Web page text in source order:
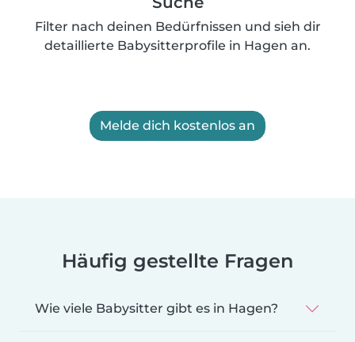
Filter nach deinen Bedürfnissen und sieh dir
detaillierte Babysitterprofile in Hagen an.
Melde dich kostenlos an
Häufig gestellte Fragen
Wie viele Babysitter gibt es in Hagen?